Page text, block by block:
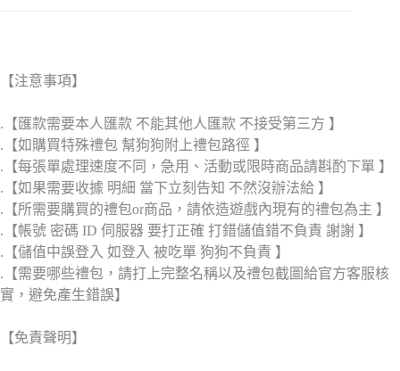
【注意事項】
.【匯款需要本人匯款 不能其他人匯款 不接受第三方 】
.【如購買特殊禮包 幫狗狗附上禮包路徑 】
.【每張單處理速度不同，急用、活動或限時商品請斟酌下單 】
.【如果需要收據 明細 當下立刻告知 不然沒辦法給 】
.【所需要購買的禮包or商品，請依造遊戲內現有的禮包為主 】
.【帳號 密碼 ID 伺服器 要打正確 打錯儲值錯不負責 謝謝 】
.【儲值中誤登入 如登入 被吃單 狗狗不負責 】
.【需要哪些禮包，請打上完整名稱以及禮包截圖給官方客服核
實，避免產生錯誤】
【免責聲明】